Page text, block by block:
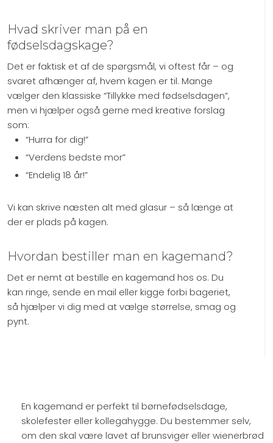
Hvad skriver man på en
fødselsdagskage?
Det er faktisk et af de spørgsmål, vi oftest får – og
svaret afhænger af, hvem kagen er til. Mange
vælger den klassiske “Tillykke med fødselsdagen”,
men vi hjælper også gerne med kreative forslag
som:
“Hurra for dig!”
“Verdens bedste mor”
“Endelig 18 år!”
Vi kan skrive næsten alt med glasur – så længe at
der er plads på kagen.
Hvordan bestiller man en kagemand?
Det er nemt at bestille en kagemand hos os. Du
kan ringe, sende en mail eller kigge forbi bageriet,
så hjælper vi dig med at vælge størrelse, smag og
pynt.
En kagemand er perfekt til børnefødselsdage,
skolefester eller kollegahygge. Du bestemmer selv,
om den skal være lavet af brunsviger eller wienerbrød